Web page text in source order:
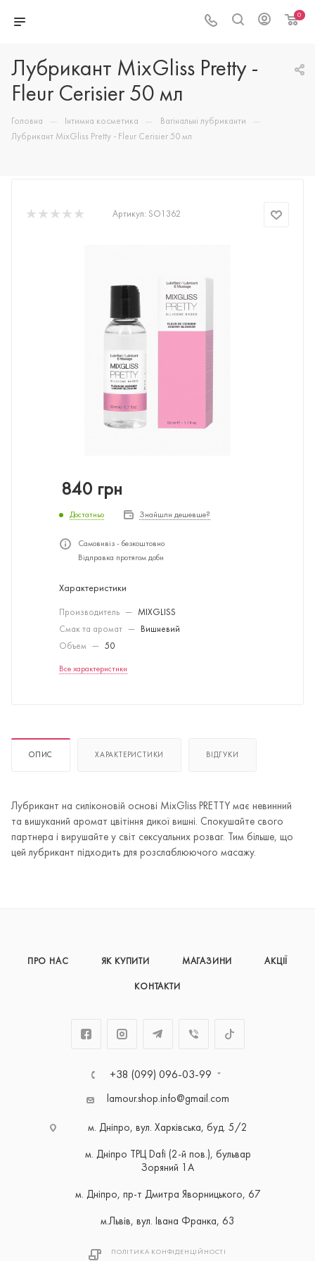
0
Лубрикант MixGliss Pretty -
Fleur Cerisier 50 мл
Головна — Інтимна косметика — Вагінальні лубриканти —
Лубрикант MixGliss Pretty - Fleur Cerisier 50 мл
Артикул: SO1362
840 грн
Достатньо Знайшли дешевше?
Самовивіз - безкоштовно
Відправка протягом доби
Характеристики
Производитель —
MIXGLISS
Смак та аромат
—
Вишневий
Объем
— 50
Все характеристики
ОПИС ХАРАКТЕРИСТИКИ ВІДГУКИ
Лубрикант на силіконовій основі MixGliss PRETTY має невинний
та вишуканий аромат цвітіння дикої вишні. Спокушайте свого
партнера і вирушайте у світ сексуальних розваг. Тим більше, що
цей лубрикант підходить для розслаблюючого масажу.
ПРО НАС ЯК КУПИТИ МАГАЗИНИ АКЦІЇ
КОНТАКТИ
+38 (099) 096-03-99
lamour.shop.info@gmail.com
м. Дніпро, вул. Харківська, буд. 5/2
м. Дніпро ТРЦ Dafi (2-й пов.), бульвар
Зоряний 1А
м. Дніпро, пр-т Дмитра Яворницького, 67
м.Львів, вул. Івана Франка, 63
ПОЛІТИКА КОНФІДЕНЦІЙНОСТІ